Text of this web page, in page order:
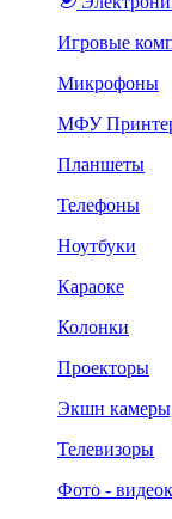
Игровые
Микрофоны
МФУ
Планшеты
Телефоны
Ноутбуки
Караоке
Колонки
Проекторы
Экшн
Телевизоры
Фото -